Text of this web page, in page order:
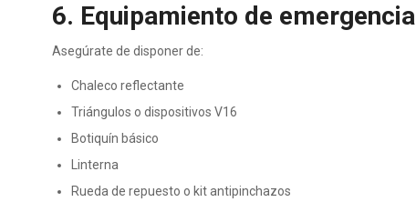
6. Equipamiento de emergencia
Asegúrate de disponer de:
Chaleco reflectante
Triángulos o dispositivos V16
Botiquín básico
Linterna
Rueda de repuesto o kit antipinchazos